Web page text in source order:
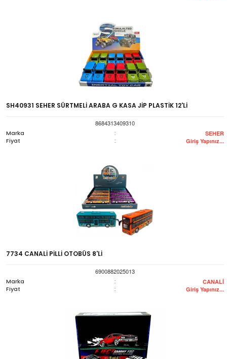
SH40931 SEHER SÜRTMELİ ARABA G KASA JİP PLASTİK 12'Lİ
8684313409310
Marka
: SEHER
Fiyat : Giriş Yapınız...
7734 CANALİ PİLLİ OTOBÜS 8'Lİ
6900882025013
Marka
: CANALİ
Fiyat : Giriş Yapınız...